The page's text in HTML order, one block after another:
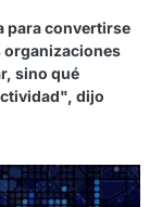
para convertirse
organizaciones
sino qué
dijo